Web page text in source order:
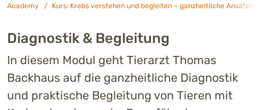
Academy Kurs: Krebs verstehen und begleiten – ganzheitliche Ansätze
Diagnostik & Begleitung
In diesem Modul geht Tierarzt Thomas
Backhaus auf die ganzheitliche Diagnostik
und praktische Begleitung von Tieren mit